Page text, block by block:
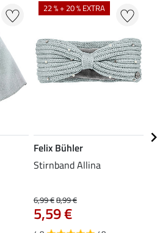
22 % + 20 % EXTRA
Felix Bühler
Stirnband Allina
6,99 €8,99 €
5,59 €